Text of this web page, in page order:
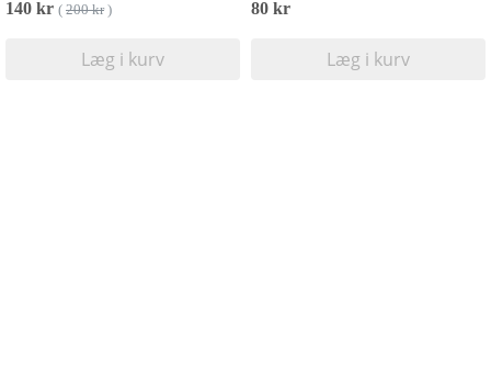
140 kr ( 200 kr)
Læg i kurv
80 kr
Læg i kurv